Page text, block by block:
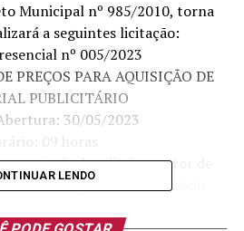
Municipal nº 985/2010, torna
a seguintes licitação:
nº 005/2023
PREÇOS PARA AQUISIÇÃO DE
PUBLICITÁRIO
30/05/2023
e retirada do edital no setor de
endereço: Rua João Inácio
LENDO